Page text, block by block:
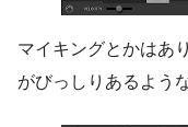
マイキングとかはあ
がびっしりあるよう